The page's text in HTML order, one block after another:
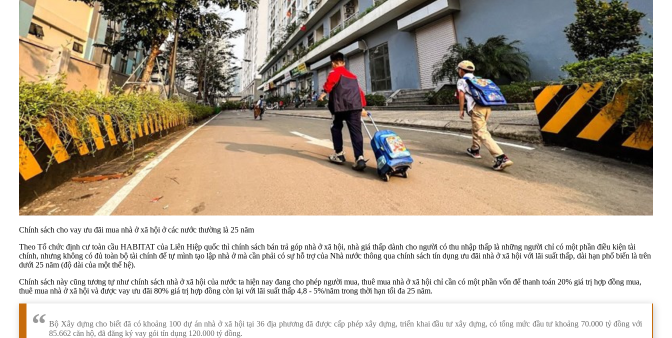
Chính sách cho vay ưu đãi mua nhà ở xã hội ở các nước thường là 25 năm
Theo Tổ chức định cư toàn cầu HABITAT của Liên Hiệp quốc thì chính sách bán trả góp nhà ở xã hội, nhà giá thấp dành cho người có thu nhập thấp là những người chỉ có một phần điều kiện tài
chính, nhưng không có đủ toàn bộ tài chính để tự mình tạo lập nhà ở mà cần phải có sự hỗ trợ của Nhà nước thông qua chính sách tín dụng ưu đãi nhà ở xã hội với lãi suất thấp, dài hạn phổ biến là trên
dưới 25 năm (độ dài của một thế hệ).
Chính sách này cũng tương tự như chính sách nhà ở xã hội của nước ta hiện nay đang cho phép người mua, thuê mua nhà ở xã hội chỉ cần có một phần vốn để thanh toán 20% giá trị hợp đồng mua,
thuê mua nhà ở xã hội và được vay ưu đãi 80% giá trị hợp đồng còn lại với lãi suất thấp 4,8 - 5%/năm trong thời hạn tối đa 25 năm.
Bộ Xây dựng cho biết đã có khoảng 100 dự án nhà ở xã hội tại 36 địa phương đã được cấp phép xây dựng, triển khai đầu tư xây dựng, có tổng mức đầu tư khoảng 70.000 tỷ đồng với
85.662 căn hộ, đã đăng ký vay gói tín dụng 120.000 tỷ đồng.